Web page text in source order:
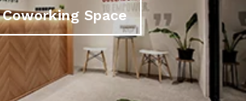
Coworking Space